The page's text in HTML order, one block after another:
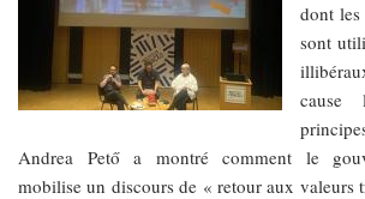
dont
sont
Andrea Pető a montré comment le
mobilise un discours de « retour aux valeurs